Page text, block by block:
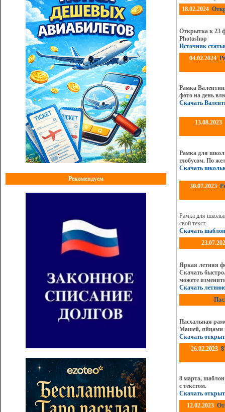
Рекомендуем
18.02.2024
Открытка к 23
Photoshop
Источник
04.02.2024
Рамка
фото на день
Скачать
13.08.2023
Рамка для
глобусом. По
Скачать
30.07.2023
Рамка для
свой текст.
Скачать шаблон
Яркая летняя
Скачать
можете
Скачать
Пасхальная
Машей, яйцами
Скачать
26.02.2023
8 марта,
с текстом.
Скачать
12.02.2023